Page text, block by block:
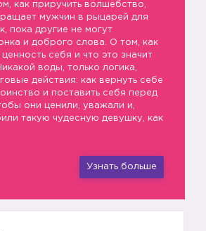
как приручить волшебство,
мужчин в рыцарей для
пока другие не могут
и доброго слова. О том, как
себя и что это значит
воды, только логика,
действия: как вернуть себе
и поставить себя перед
они ценили, уважали и,
такую чудесную девушку, как
Узнать больше